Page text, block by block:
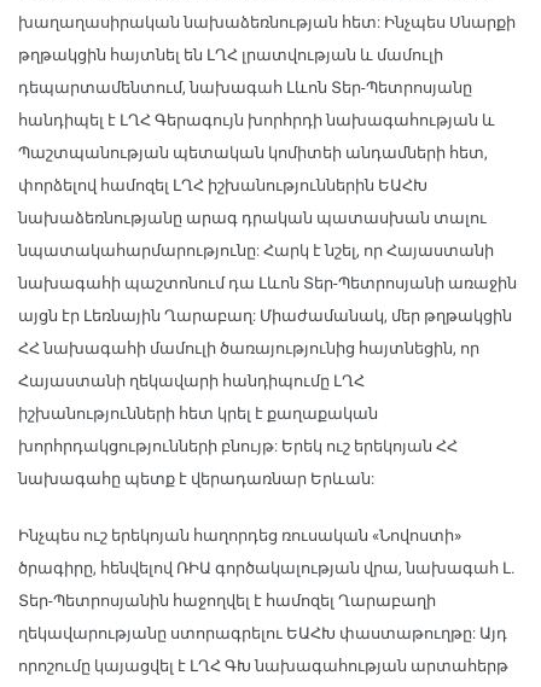
խաղաղասիրական նախաձեռնության հետ: Ինչպես Սնարքի
թղթակցին հայտնել են ԼՂՀ լրատվության և մամուլի
դեպարտամենտում, նախագահ Լևոն Տեր-Պետրոսյանը
հանդիպել է ԼՂՀ Գերագույն խորհրդի նախագահության և
Պաշտպանության պետական կոմիտեի անդամների հետ,
փորձելով համոզել ԼՂՀ իշխանություններին ԵԱՀԽ
նախաձեռնությանը արագ դրական պատասխան տալու
նպատակահարմարությունը: Հարկ է նշել, որ Հայաստանի
նախագահի պաշտոնում դա Լևոն Տեր-Պետրոսյանի առաջին
այցն էր Լեռնային Ղարաբաղ: Միաժամանակ, մեր թղթակցին
ՀՀ նախագահի մամուլի ծառայությունից հայտնեցին, որ
Հայաստանի ղեկավարի հանդիպումը ԼՂՀ
իշխանությունների հետ կրել է քաղաքական
խորհրդակցությունների բնույթ: Երեկ ուշ երեկոյան ՀՀ
նախագահը պետք է վերադառնար Երևան:
Ինչպես ուշ երեկոյան հաղորդեց ռուսական «Նովոստի»
ծրագիրը, հենվելով ՌԻԱ գործակալության վրա, նախագահ Լ.
Տեր-Պետրոսյանին հաջողվել է համոզել Ղարաբաղի
ղեկավարությանը ստորագրելու ԵԱՀԽ փաստաթուղթը: Այդ
որոշումը կայացվել է ԼՂՀ ԳԽ նախագահության արտահերթ